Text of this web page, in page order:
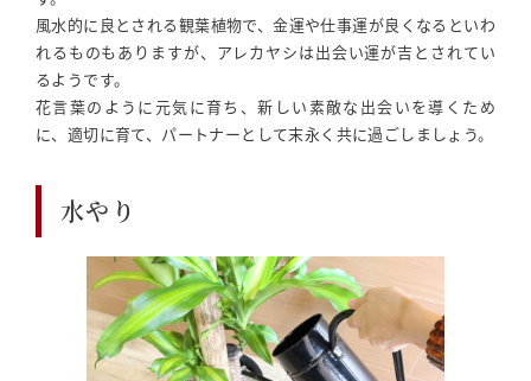
風水的に良とされる観葉植物で、金運や仕事運が良くなるといわ
れるものもありますが、アレカヤシは出会い運が吉とされてい
るようです。
花言葉のように元気に育ち、新しい素敵な出会いを導くため
に、適切に育て、パートナーとして末永く共に過ごしましょう。
水やり